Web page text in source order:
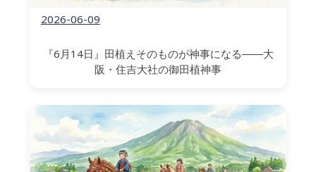
2026-06-09
『6月14日』田植えそのものが神事になる――大
阪・住吉大社の御田植神事